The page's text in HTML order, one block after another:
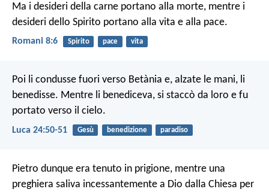
Ma i desideri della carne portano alla morte, mentre i
desideri dello Spirito portano alla vita e alla pace.
Romani 8:6 Spirito pace vita
Poi li condusse fuori verso Betània e, alzate le mani, li
benedisse. Mentre li benediceva, si staccò da loro e fu
portato verso il cielo.
Luca 24:50-51 Gesù benedizione paradiso
Pietro dunque era tenuto in prigione, mentre una
preghiera saliva incessantemente a Dio dalla Chiesa per